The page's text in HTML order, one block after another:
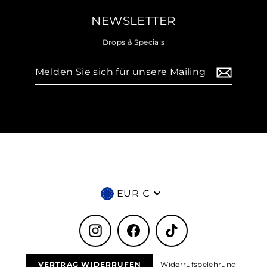
NEWSLETTER
Drops & Specials
an
Währung
EUR €
Instagram Facebook TikTok
VERTRAG WIDERRUFEN Widerrufsbelehrung